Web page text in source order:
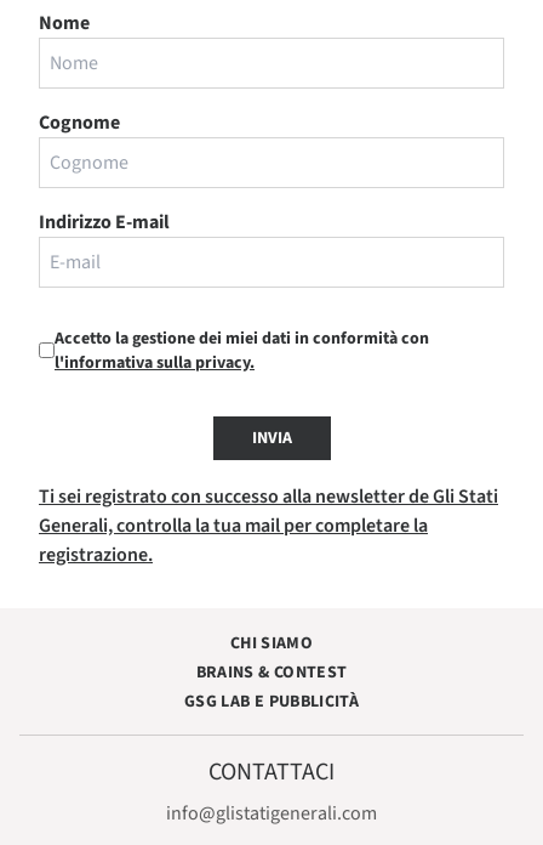
Nome
Cognome
Indirizzo E-mail
Accetto la gestione dei miei dati in conformità con
l'informativa sulla privacy.
INVIA
Ti sei registrato con successo alla newsletter de Gli Stati
Generali, controlla la tua mail per completare la
registrazione.
CHI SIAMO
BRAINS & CONTEST
GSG LAB E PUBBLICITÀ
CONTATTACI
info@glistatigenerali.com